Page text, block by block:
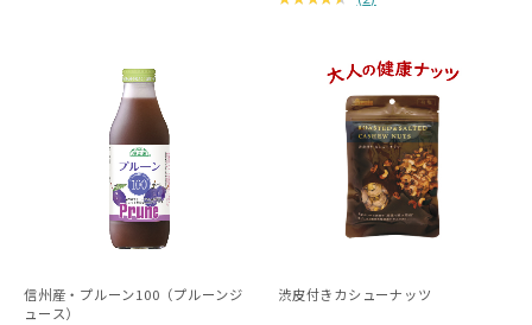
信州産・プルーン100（プルーンジ
ュース）
渋皮付きカシューナッツ